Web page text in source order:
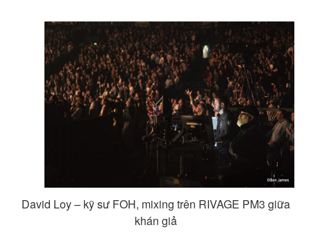
David Loy – kỹ sư FOH, mixing trên RIVAGE PM3 giữa
khán giả